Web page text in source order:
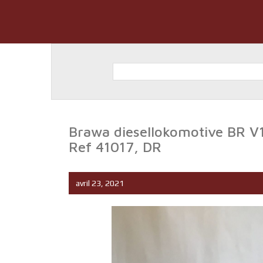
Brawa diesellokomotive BR
Ref 41017, DR
avril 23, 2021